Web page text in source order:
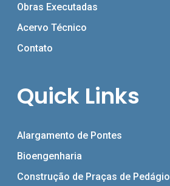
Obras Executadas
Acervo Técnico
Contato
Quick Links
Alargamento de Pontes
Bioengenharia
Construção de Praças de Pedágio